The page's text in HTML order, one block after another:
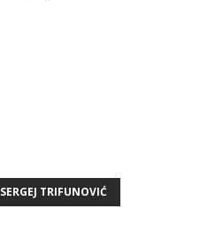
SERGEJ TRIFUNOVIĆ